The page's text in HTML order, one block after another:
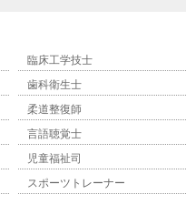
臨床工学技士
歯科衛生士
柔道整復師
言語聴覚士
児童福祉司
スポーツトレーナー